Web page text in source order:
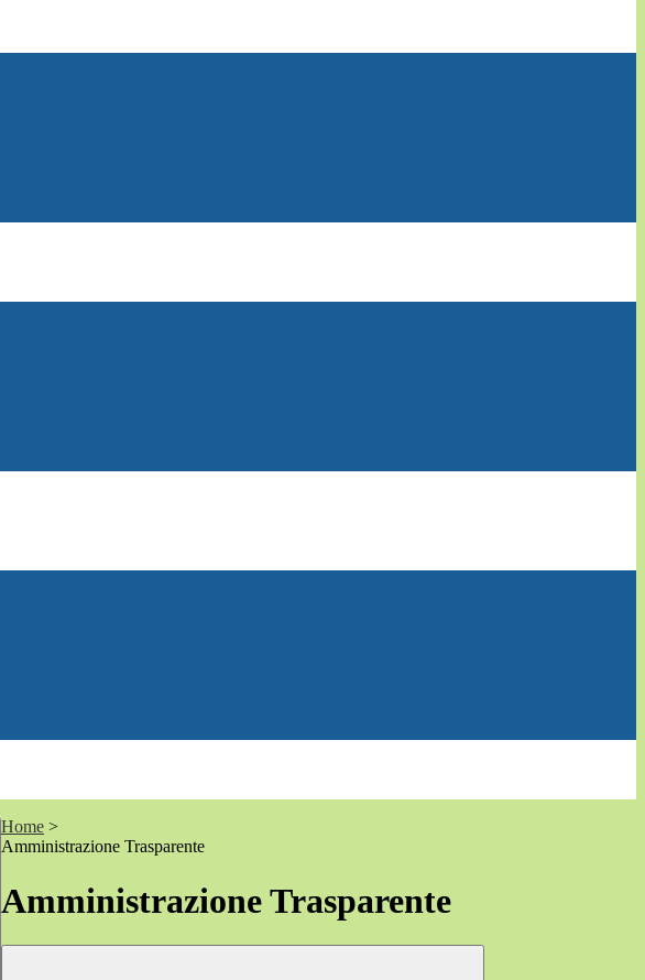
Home >
Amministrazione Trasparente
Amministrazione Trasparente